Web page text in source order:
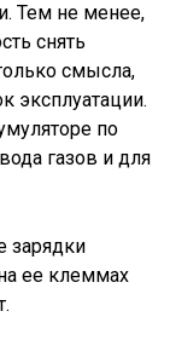
Тем не менее,
снять
смысла,
эксплуатации.
по
газов и для
зарядки
ее клеммах